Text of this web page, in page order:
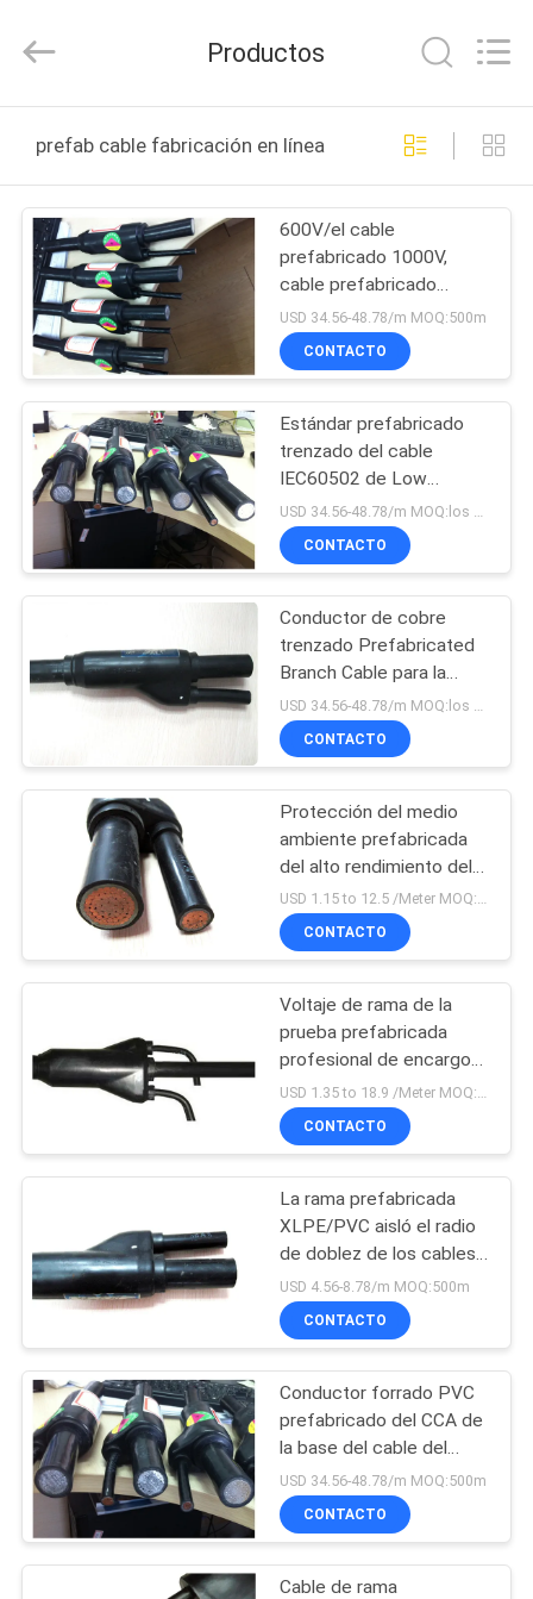
INICIO
PRODUCTOS
VIDEOS
VR
SHOW
SOBRE
NOSOTROS
VISITA
LA
FÁBRICA
CONTROL
CALIDAD
CONTACTO
BLOG
SOLICITAR
COTIZACIÓN
MAPA
DEL
SITIO
POLÍTICA
Cable
(Group)
All
Reserved.
Productos
prefab cable fabricación en línea
600V/el cable
prefabricado 1000V,
cable prefabricado
trenzó el tipo del
conductor de cobre
USD 34.56-48.78/m MOQ:500m
CONTACTO
Estándar prefabricado
trenzado del cable
IEC60502 de Low
Voltage Distribution del
conductor de cobre
CONTACTO
Conductor de cobre
trenzado Prefabricated
Branch Cable para la
distribución de la baja
tensión
CONTACTO
Protección del medio
ambiente prefabricada
del alto rendimiento del
cable de rama de la
alameda de compras
USD 1.15 to 12.5 /Meter MOQ:500m
CONTACTO
Voltaje de rama de la
prueba prefabricada
profesional de encargo
3.5KV/5min del cable
USD 1.35 to 18.9 /Meter MOQ:500m
CONTACTO
La rama prefabricada
XLPE/PVC aisló el radio
de doblez de los cables
20 x OD
USD 4.56-8.78/m MOQ:500m
CONTACTO
Conductor forrado PVC
prefabricado del CCA de
la base del cable del
aislamiento de la rama
XLPE
USD 34.56-48.78/m MOQ:500m
CONTACTO
Cable de rama